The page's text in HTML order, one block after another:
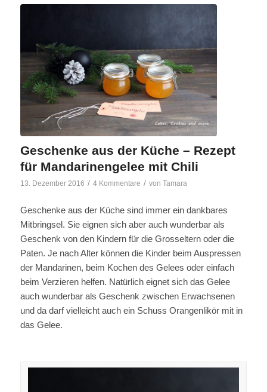
Geschenke aus der Küche – Rezept
für Mandarinengelee mit Chili
13. Dezember 2016 / 4 Kommentare / von Tamara
Geschenke aus der Küche sind immer ein dankbares
Mitbringsel. Sie eignen sich aber auch wunderbar als
Geschenk von den Kindern für die Grosseltern oder die
Paten. Je nach Alter können die Kinder beim Auspressen
der Mandarinen, beim Kochen des Gelees oder einfach
beim Verzieren helfen. Natürlich eignet sich das Gelee
auch wunderbar als Geschenk zwischen Erwachsenen
und da darf vielleicht auch ein Schuss Orangenlikör mit in
das Gelee.